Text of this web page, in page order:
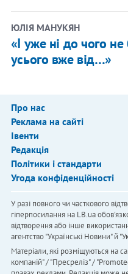
ЮЛІЯ МАНУКЯН
«І уже ні до чого
усього вже від…»
Про нас
Реклама на сайті
Івенти
Редакція
Політики і стандарти
Угода конфіденційності
У разі повного чи часткового
гіперпосилання на LB.ua
відтворення або інше
агентство "Українськi Новини" й
Матеріали, які розміщуються на
компаній" / "Пресреліз" /